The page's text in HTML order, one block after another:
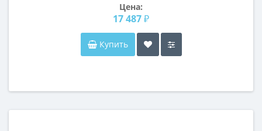
Цена:
17 487 ₽
Купить